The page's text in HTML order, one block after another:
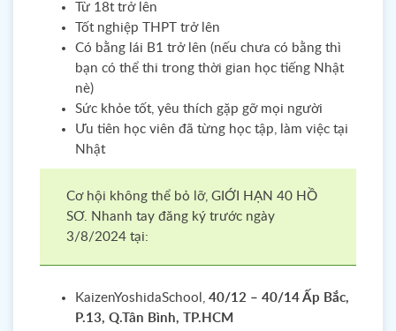
Từ 18t trở lên
Tốt nghiệp THPT trở lên
Có bằng lái B1 trở lên (nếu chưa có bằng thì
bạn có thể thi trong thời gian học tiếng Nhật
nè)
Sức khỏe tốt, yêu thích gặp gỡ mọi người
Ưu tiên học viên đã từng học tập, làm việc tại
Nhật
Cơ hội không thể bỏ lỡ, GIỚI HẠN 40 HỒ
SƠ. Nhanh tay đăng ký trước ngày
3/8/2024 tại:
KaizenYoshidaSchool, 40/12 – 40/14 Ấp Bắc,
P.13, Q.Tân Bình, TP.HCM